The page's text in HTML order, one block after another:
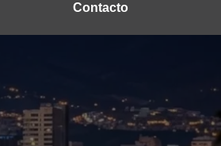
Contacto